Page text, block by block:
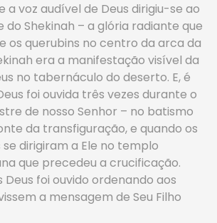
a voz audível de Deus dirigiu-se ao
Shekinah – a glória radiante que
os querubins no centro da arca da
era a manifestação visível da
no tabernáculo do deserto. E, é
foi ouvida três vezes durante o
de nosso Senhor – no batismo
da transfiguração, e quando os
dirigiram a Ele no templo
que precedeu a crucificação.
Deus foi ouvido ordenando aos
a mensagem de Seu Filho